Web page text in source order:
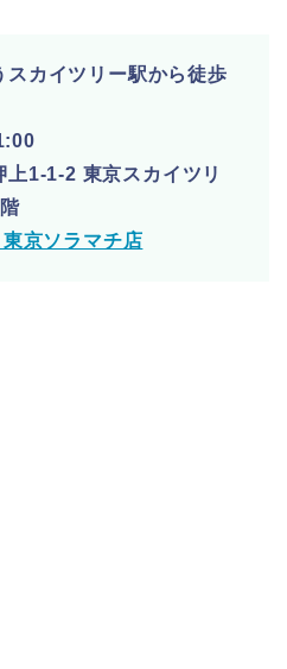
スカイツリー駅から徒歩
1-1-2 東京スカイツリ
京ソラマチ店